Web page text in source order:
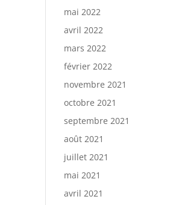
mai 2022
avril 2022
mars 2022
février 2022
novembre 2021
octobre 2021
septembre 2021
août 2021
juillet 2021
mai 2021
avril 2021